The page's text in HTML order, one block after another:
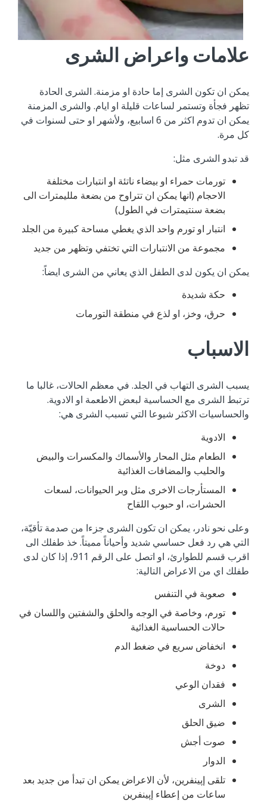
علامات ‬واعراض ‬الشرى
يمكن ‬ان ‬تكون ‬الشرى ‬إما ‬حادة ‬او ‬مزمنة. ‬الشرى ‬الحادة
‬تظهر ‬فجأة ‬وتستمر ‬لساعات ‬قليلة ‬او ‬ايام. ‬والشرى ‬المزمنة
‬يمكن ‬ان ‬تدوم ‬اكثر ‬من ‬6 ‬اسابيع، ‬ولأشهر ‬او ‬حتى ‬لسنوات ‬في
‬كل ‬مرة.
قد ‬تبدو ‬الشرى ‬مثل:
تورمات ‬حمراء ‬او ‬بيضاء ‬ناتئة ‬او ‬انتبارات ‬مختلفة
‬الاحجام (‬انها ‬يمكن ‬ان ‬تتراوح ‬من ‬بضعة ‬ملليمترات ‬الى
‬بضعة ‬سنتيمترات ‬في ‬الطول)
انتبار ‬او ‬تورم ‬واحد ‬الذي ‬يغطي ‬مساحة ‬كبيرة ‬من ‬الجلد
مجموعة ‬من ‬الانتبارات ‬التي ‬تختفي ‬وتظهر ‬من ‬جديد
يمكن ‬ان ‬يكون ‬لدى ‬الطفل ‬الذي ‬يعاني ‬من ‬الشرى ‬ايضاً:
حكة ‬شديدة
حرق، ‬وخز، ‬او ‬لذع ‬في ‬منطقة ‬التورمات
الاسباب
يسبب ‬الشرى ‬التهاب ‬في ‬الجلد. ‬في ‬معظم ‬الحالات، ‬غالبا ‬ما
‬ترتبط ‬الشرى ‬مع ‬الحساسية ‬لبعض ‬الاطعمة ‬او ‬الادوية.
‬والحساسيات ‬الاكثر ‬شيوعا ‬التي ‬تسبب ‬الشرى ‬هي:
الادوية
الطعام ‬مثل ‬المحار ‬والأسماك ‬والمكسرات ‬والبيض
‬والحليب ‬والمضافات ‬الغذائية
المستأرجات ‬الاخرى ‬مثل ‬وبر ‬الحيوانات، ‬لسعات
‬الحشرات، ‬او ‬حبوب ‬اللقاح
وعلى ‬نحو ‬نادر، ‬يمكن ‬ان ‬تكون ‬الشرى ‬جزءا ‬من ‬صدمة ‬تأقيّة،
‬التي ‬هي ‬رد ‬فعل ‬حساسي ‬شديد ‬وأحياناً ‬مميتاً. ‬خذ ‬طفلك ‬الى
‬اقرب قسم ‬للطوارئ، ‬او ‬اتصل ‬على ‬الرقم ‬911، ‬إذا ‬كان ‬لدى
‬طفلك ‬اي ‬من ‬الاعراض ‬التالية:
صعوبة ‬في ‬التنفس
تورم، ‬وخاصة ‬في ‬الوجه ‬والحلق ‬والشفتين ‬واللسان ‬في
‬حالات ‬الحساسية ‬الغذائية
انخفاض ‬سريع ‬في ‬ضغط ‬الدم
دوخة
فقدان ‬الوعي
الشرى
ضيق ‬الحلق
صوت ‬أجش
الدوار
تلقى ‬إپينفرين، ‬لأن ‬الاعراض ‬يمكن ‬ان ‬تبدأ ‬من ‬جديد ‬بعد
‬ساعات ‬من ‬إعطاء ‬إپينفرين